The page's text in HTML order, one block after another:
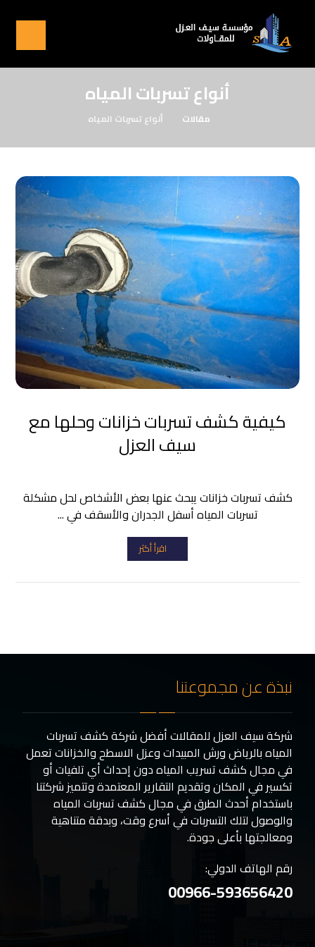
أنواع تسربات المياه
مقالات أنواع تسربات المياه
كيفية كشف تسربات خزانات وحلها مع
سيف العزل
كشف تسربات خزانات يبحث عنها بعض الأشخاص لحل مشكلة
تسربات المياه أسفل الجدران والأسقف في ...
اقرأ أكثر
نبذة عن مجموعتنا
شركة سيف العزل للمقالات أفضل شركة كشف تسربات
المياه بالرياض ورش المبيدات وعزل الاسطح والخزانات تعمل
في مجال كشف تسريب المياه دون إحداث أي تلفيات أو
تكسير في المكان وتقديم التقارير المعتمدة وتتميز شركتنا
باستخدام أحدث الطرق في مجال كشف تسربات المياه
والوصول لتلك التسربات في أسرع وقت، وبدقة متناهية
ومعالجتها بأعلى جودة.
رقم الهاتف الدولي:
00966-593656420